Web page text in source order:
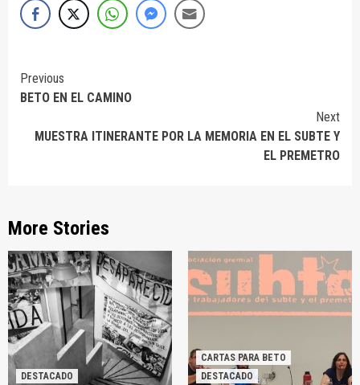
Continue
Reading
Previous
BETO EN EL CAMINO
Next
MUESTRA ITINERANTE POR LA MEMORIA EN EL SUBTE Y
EL PREMETRO
More Stories
DESTACADO
CARTAS PARA BETO
DESTACADO